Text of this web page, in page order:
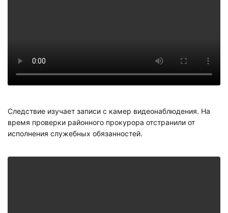
Следствие изучает записи с камер видеонаблюдения. На
время проверки районного прокурора отстранили от
исполнения служебных обязанностей.